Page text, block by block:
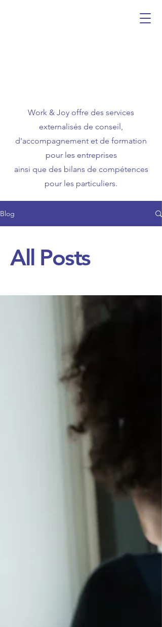
Work & Joy offre des services
externalisés de conseil,
d'accompagnement et de formation
pour les entreprises
ainsi que des bilans de compétences
pour les particuliers.
Blog
All Posts